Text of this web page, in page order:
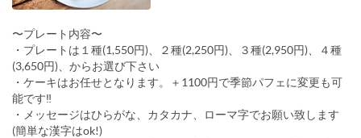
〜プレート内容〜
・プレートは１種(1,550円)、２種(2,250円)、３種(2,950円)、４種
(3,650円)、からお選び下さい
・ケーキはお任せとなります。＋1100円で季節パフェに変更も可
能です‼︎
・メッセージはひらがな、カタカナ、ローマ字でお願い致します
(簡単な漢字はok!)